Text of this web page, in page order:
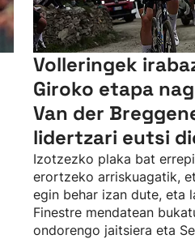
Volleringek
Giroko etapa
Van der
lidertzari eutsi
Izotzezko plaka bat
erortzeko arriskuagatik,
egin behar izan dute, eta
Finestre mendatean
ondorengo jaitsiera eta